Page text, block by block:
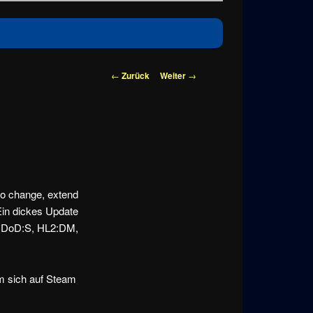
Beitragsnavigation
← Zurück Weiter →
change, extend
dickes Update
HL2:DM,
sich auf Steam